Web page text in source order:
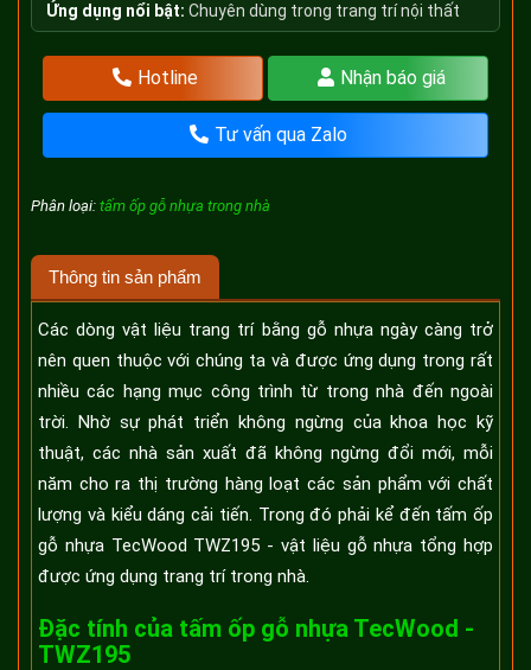
Ứng dụng nổi bật: Chuyên dùng trong trang trí nội thất
Hotline Nhận báo giá
Tư vấn qua Zalo
Phân loại: tấm ốp gỗ nhựa trong nhà
Thông tin sản phẩm
Các dòng vật liệu trang trí bằng gỗ nhựa ngày càng trở
nên quen thuộc với chúng ta và được ứng dụng trong rất
nhiều các hạng mục công trình từ trong nhà đến ngoài
trời. Nhờ sự phát triển không ngừng của khoa học kỹ
thuật, các nhà sản xuất đã không ngừng đổi mới, mỗi
năm cho ra thị trường hàng loạt các sản phẩm với chất
lượng và kiểu dáng cải tiến. Trong đó phải kể đến tấm ốp
gỗ nhựa TecWood TWZ195 - vật liệu gỗ nhựa tổng hợp
được ứng dụng trang trí trong nhà.
Đặc tính của tấm ốp gỗ nhựa TecWood -
TWZ195